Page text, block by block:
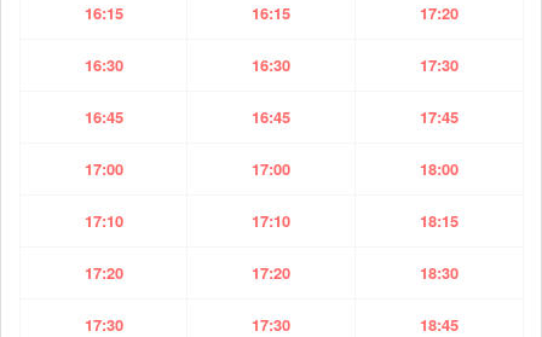
16:15 16:15 17:20
16:30 16:30 17:30
16:45 16:45 17:45
17:00 17:00 18:00
17:10 17:10 18:15
17:20 17:20 18:30
17:30 17:30 18:45